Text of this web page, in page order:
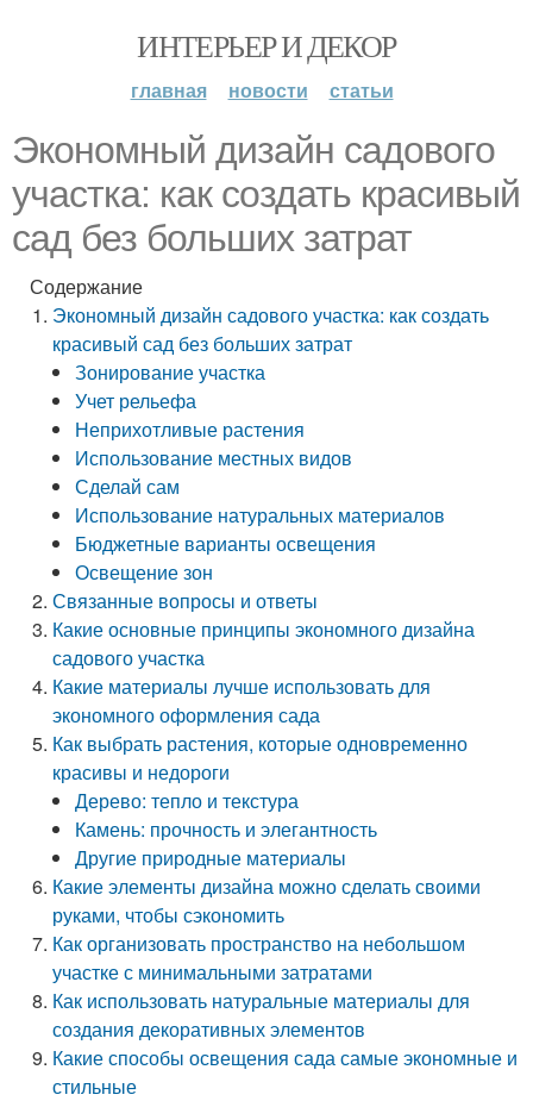
ИНТЕРЬЕР И ДЕКОР
главная новости статьи
Экономный дизайн садового
участка: как создать красивый
сад без больших затрат
Содержание
Экономный дизайн садового участка: как создать
красивый сад без больших затрат
Зонирование участка
Учет рельефа
Неприхотливые растения
Использование местных видов
Сделай сам
Использование натуральных материалов
Бюджетные варианты освещения
Освещение зон
Связанные вопросы и ответы
Какие основные принципы экономного дизайна
садового участка
Какие материалы лучше использовать для
экономного оформления сада
Как выбрать растения, которые одновременно
красивы и недороги
Дерево: тепло и текстура
Камень: прочность и элегантность
Другие природные материалы
Какие элементы дизайна можно сделать своими
руками, чтобы сэкономить
Как организовать пространство на небольшом
участке с минимальными затратами
Как использовать натуральные материалы для
создания декоративных элементов
Какие способы освещения сада самые экономные и
стильные